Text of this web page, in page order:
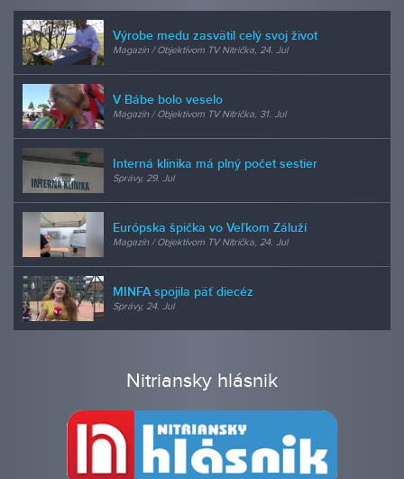
Výrobe medu zasvätil celý svoj život
Magazín / Objektívom TV Nitrička, 24. Jul
V Bábe bolo veselo
Magazín / Objektívom TV Nitrička, 31. Jul
Interná klinika má plný počet sestier
Správy, 29. Jul
Európska špička vo Veľkom Záluží
Magazín / Objektívom TV Nitrička, 24. Jul
MINFA spojila päť diecéz
Správy, 24. Jul
Nitriansky hlásnik